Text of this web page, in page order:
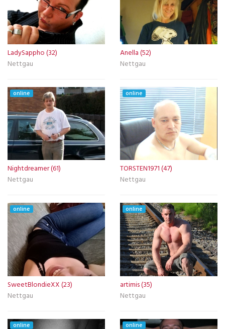
LadySappho (32)
Nettgau
Anella (52)
Nettgau
online
Nightdreamer (61)
Nettgau
online
TORSTEN1971 (47)
Nettgau
online
SweetBlondieXX (23)
Nettgau
online
artimis (35)
Nettgau
online online